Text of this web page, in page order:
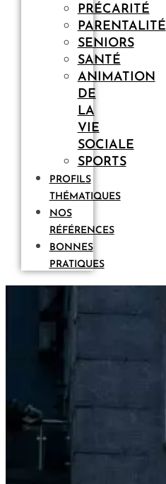
PRÉCARITÉ
PARENTALITÉ
SENIORS
SANTÉ
ANIMATION
DE
LA
VIE
SOCIALE
SPORTS
PROFILS
THÉMATIQUES
NOS
RÉFÉRENCES
BONNES
PRATIQUES